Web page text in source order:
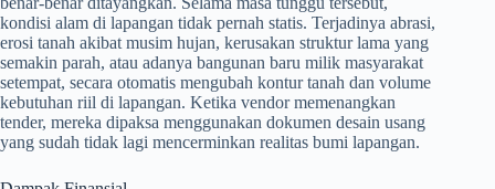
kondisi alam di lapangan tidak pernah statis. Terjadinya abrasi,
erosi tanah akibat musim hujan, kerusakan struktur lama yang
semakin parah, atau adanya bangunan baru milik masyarakat
setempat, secara otomatis mengubah kontur tanah dan volume
kebutuhan riil di lapangan. Ketika vendor memenangkan
tender, mereka dipaksa menggunakan dokumen desain usang
yang sudah tidak lagi mencerminkan realitas bumi lapangan.